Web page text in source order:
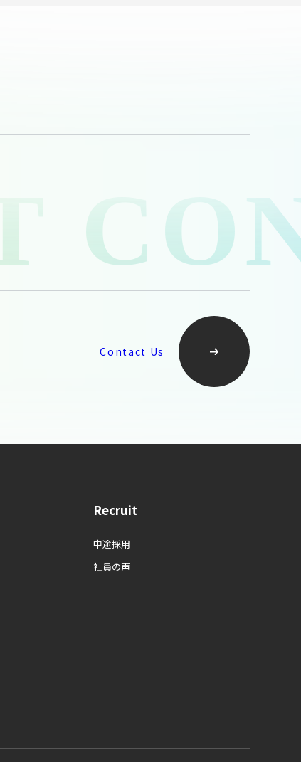
Contact Us
Recruit
中途採用
社員の声